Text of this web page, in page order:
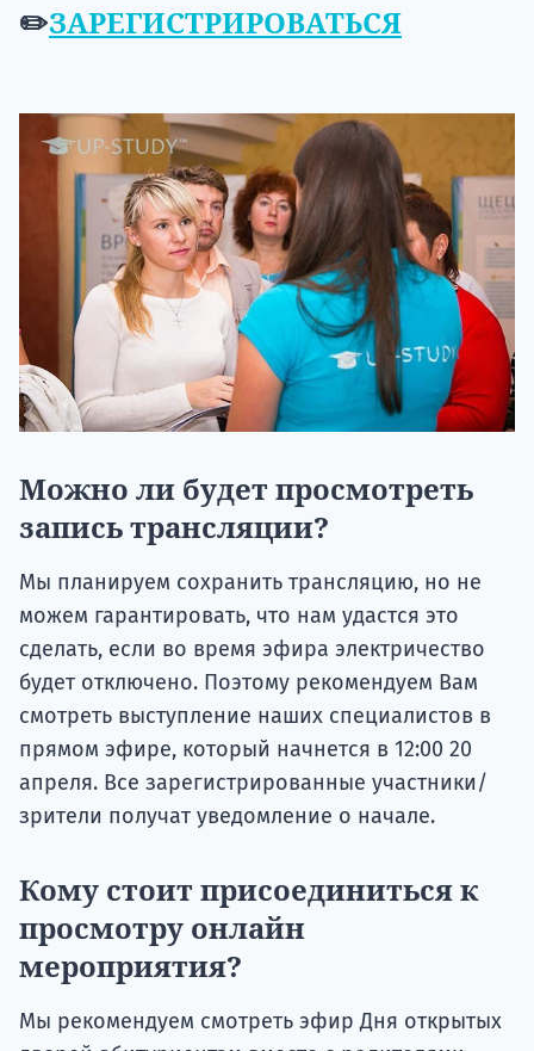
✏️ЗАРЕГИСТРИРОВАТЬСЯ
Можно ли будет просмотреть
запись трансляции?
Мы планируем сохранить трансляцию, но не
можем гарантировать, что нам удастся это
сделать, если во время эфира электричество
будет отключено. Поэтому рекомендуем Вам
смотреть выступление наших специалистов в
прямом эфире, который начнется в 12:00 20
апреля. Все зарегистрированные участники/
зрители получат уведомление о начале.
Кому стоит присоединиться к
просмотру онлайн
мероприятия?
Мы рекомендуем смотреть эфир Дня открытых